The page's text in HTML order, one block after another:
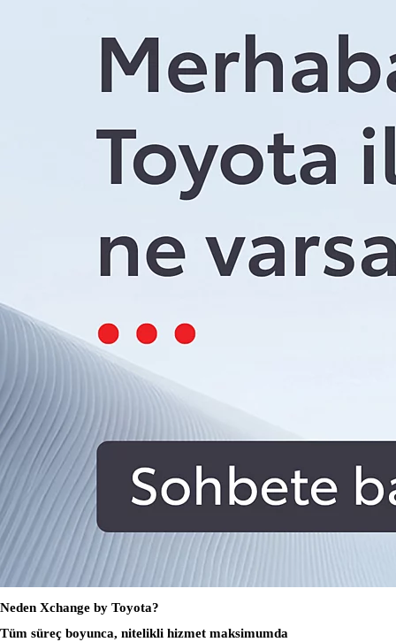
Neden Xchange by Toyota?
Tüm süreç boyunca, nitelikli hizmet maksimumda